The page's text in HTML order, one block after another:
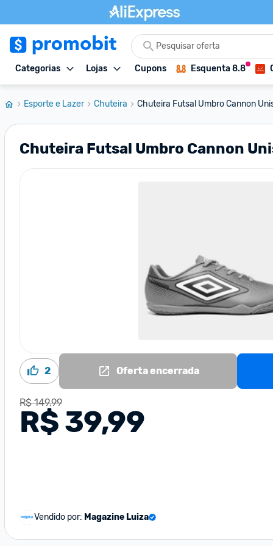
Categorias Lojas Cupons Esquenta 8.8
Esporte e Lazer Chuteira Chuteira Futsal Umbro Cannon
Chuteira Futsal Umbro Cannon
2 Oferta encerrada
R$ 149,99
R$ 39,99
Vendido por: Magazine Luiza